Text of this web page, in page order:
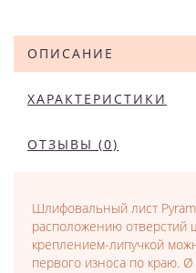
ОПИСАНИЕ
ХАРАКТЕРИСТИКИ
ОТЗЫВЫ (0)
Шлифовальный лист
расположению отверстий
креплением-липучкой
первого износа по краю.